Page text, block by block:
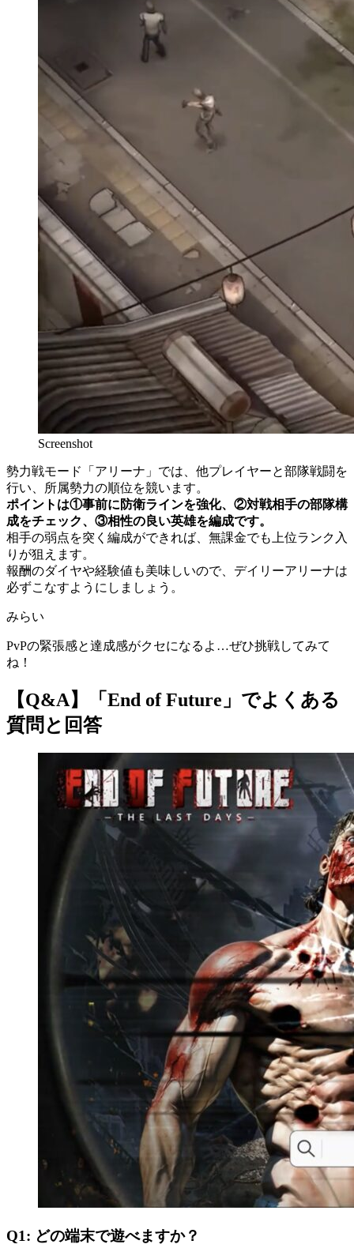
Screenshot
勢力戦モード「アリーナ」では、他プレイヤーと部隊戦闘を
行い、所属勢力の順位を競います。
ポイントは①事前に防衛ラインを強化、②対戦相手の部隊構
成をチェック、③相性の良い英雄を編成です。
相手の弱点を突く編成ができれば、無課金でも上位ランク入
りが狙えます。
報酬のダイヤや経験値も美味しいので、デイリーアリーナは
必ずこなすようにしましょう。
みらい
PvPの緊張感と達成感がクセになるよ…ぜひ挑戦してみて
ね！
【Q&A】「End of Future」でよくある
質問と回答
Q1: どの端末で遊べますか？